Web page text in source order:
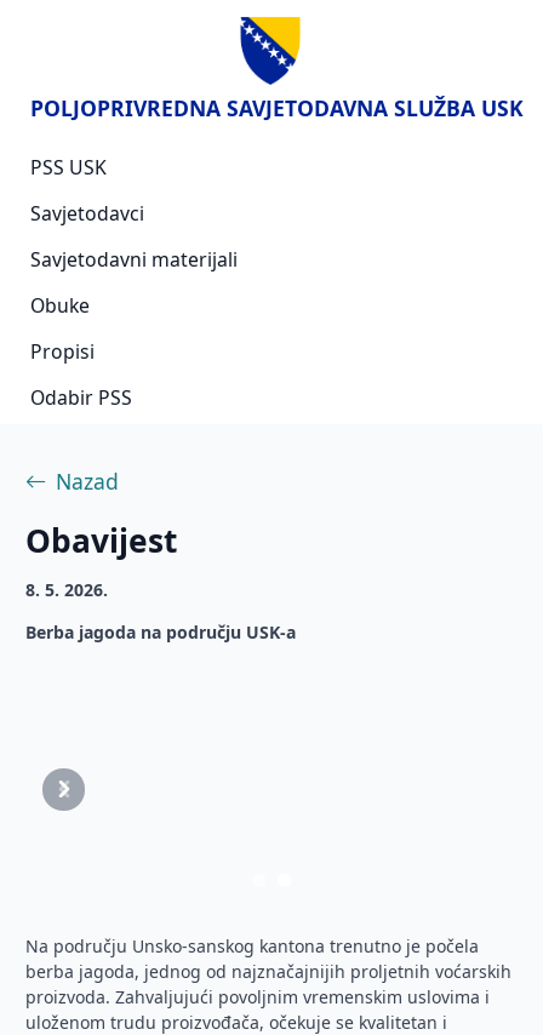
POLJOPRIVREDNA SAVJETODAVNA SLUŽBA USK
PSS USK
Savjetodavci
Savjetodavni materijali
Obuke
Propisi
Odabir PSS
Nazad
Obavijest
8. 5. 2026.
Berba jagoda na području USK-a
Prethodni
Sljedeći
Na području Unsko-sanskog kantona trenutno je počela
berba jagoda, jednog od najznačajnijih proljetnih voćarskih
proizvoda. Zahvaljujući povoljnim vremenskim uslovima i
uloženom trudu proizvođača, očekuje se kvalitetan i